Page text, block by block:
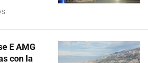
E AMG
con la